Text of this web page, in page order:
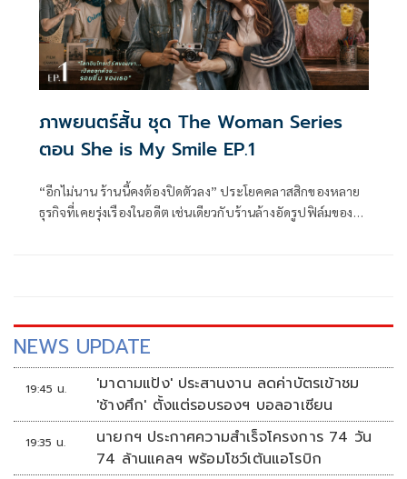
ภาพยนตร์สั้น ชุด The Woman Series
ตอน She is My Smile EP.1
“อีกไม่นาน ร้านนี้คงต้องปิดตัวลง” ประโยคคลาสสิกของหลาย
ธุรกิจที่เคยรุ่งเรืองในอดีต เช่นเดียวกับร้านล้างอัดรูปฟิล์มของ
NEWS UPDATE
19:45 น.
'มาดามแป้ง' ประสานงาน ลดค่าบัตรเข้าชม
'ช้างศึก' ตั้งแต่รอบรองฯ บอลอาเซียน
19:35 น.
นายกฯ ประกาศความสำเร็จโครงการ 74 วัน
74 ล้านแคลฯ พร้อมโชว์เต้นแอโรบิก